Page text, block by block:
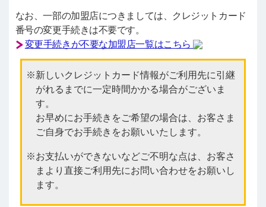
なお、一部の加盟店につきましては、クレジットカード
番号の変更手続きは不要です。
変更手続きが不要な加盟店一覧はこちら
新しいクレジットカード情報がご利用先に引継
がれるまでに一定時間かかる場合がございま
す。
お早めにお手続きをご希望の場合は、お客さま
ご自身でお手続きをお願いいたします。
お支払いができないなどご不明な点は、お客さ
まより直接ご利用先にお問い合わせをお願いし
ます。